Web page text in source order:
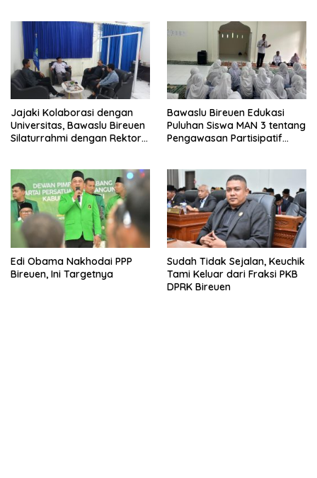
Jajaki Kolaborasi dengan
Universitas, Bawaslu Bireuen
Silaturrahmi dengan Rektor
Bawaslu Bireuen Edukasi
Puluhan Siswa MAN 3 tentang
Pengawasan Partisipatif
Edi Obama Nakhodai PPP
Bireuen, Ini Targetnya
Sudah Tidak Sejalan, Keuchik
Tami Keluar dari Fraksi PKB
DPRK Bireuen